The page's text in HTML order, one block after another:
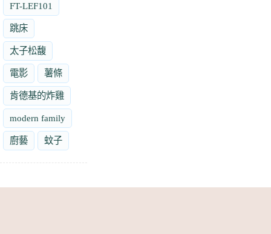
FT-LEF101
跳床
太子松馥
電影 薯條
肯德基的炸雞
modern family
廚藝 蚊子